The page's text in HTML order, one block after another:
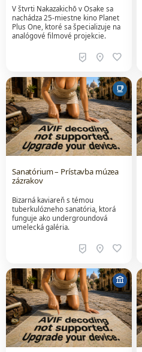
V štvrti Nakazakichō v Osake sa
nachádza 25-miestne kino Planet
Plus One, ktoré sa špecializuje na
analógové filmové projekcie.
beenhere location_on favorite
local_cafe
Sanatórium – Prístavba múzea
zázrakov
Bizarná kaviareň s témou
tuberkulózneho sanatória, ktorá
funguje ako undergroundová
umelecká galéria.
beenhere location_on favorite
account_balance